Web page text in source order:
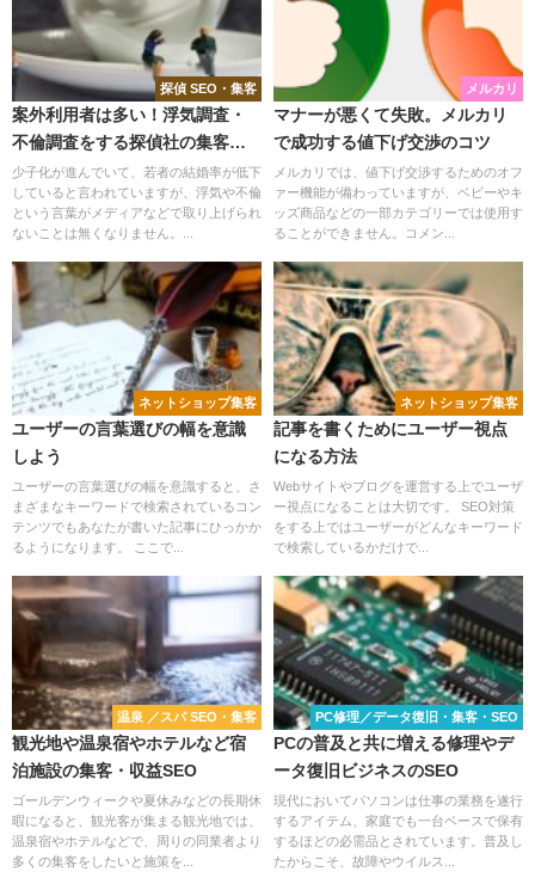
探偵 SEO・集客
案外利用者は多い！浮気調査・
不倫調査をする探偵社の集客
SEO
少子化が進んでいて、若者の結婚率が低下
していると言われていますが、浮気や不倫
という言葉がメディアなどで取り上げられ
ないことは無くなりません。...
メルカリ
マナーが悪くて失敗。メルカリ
で成功する値下げ交渉のコツ
メルカリでは、値下げ交渉するためのオフ
ァー機能が備わっていますが、ベビーやキ
ッズ商品などの一部カテゴリーでは使用す
ることができません。コメン...
ネットショップ集客
ユーザーの言葉選びの幅を意識
しよう
ユーザーの言葉選びの幅を意識すると、さ
まざまなキーワードで検索されているコン
テンツでもあなたが書いた記事にひっかか
るようになります。 ここで...
ネットショップ集客
記事を書くためにユーザー視点
になる方法
Webサイトやブログを運営する上でユーザ
ー視点になることは大切です。 SEO対策
をする上ではユーザーがどんなキーワード
で検索しているかだけで...
温泉 ／スパ SEO・集客
観光地や温泉宿やホテルなど宿
泊施設の集客・収益SEO
ゴールデンウィークや夏休みなどの長期休
暇になると、観光客が集まる観光地では、
温泉宿やホテルなどで、周りの同業者より
多くの集客をしたいと施策を...
PC修理／データ復旧・集客・SEO
PCの普及と共に増える修理やデ
ータ復旧ビジネスのSEO
現代においてパソコンは仕事の業務を遂行
するアイテム、家庭でも一台ベースで保有
するほどの必需品とされています。普及し
たからこそ、故障やウイルス...